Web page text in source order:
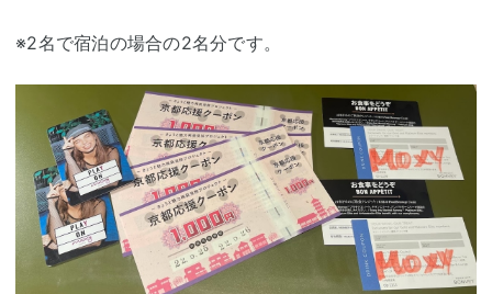
※2名で宿泊の場合の2名分です。